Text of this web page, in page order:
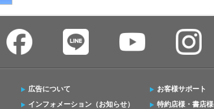
広告について
インフォメーション（お知らせ）
お客様サポート
特約店様・書店